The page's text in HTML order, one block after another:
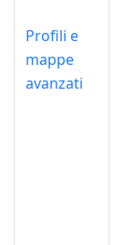
Profili e
mappe
avanzati